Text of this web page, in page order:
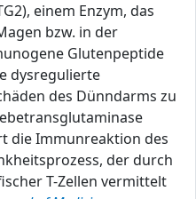
einem Enzym, das
bzw. in der
Glutenpeptide
dysregulierte
des Dünndarms zu
die Immunreaktion des
der durch
T-Zellen vermittelt